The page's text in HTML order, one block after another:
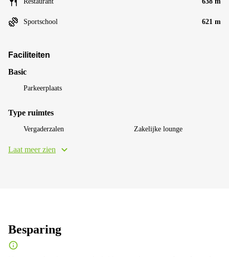
Sportschool 621 m
Faciliteiten
Basic
Parkeerplaats
Type ruimtes
Vergaderzalen Zakelijke lounge
Laat meer zien
Besparing